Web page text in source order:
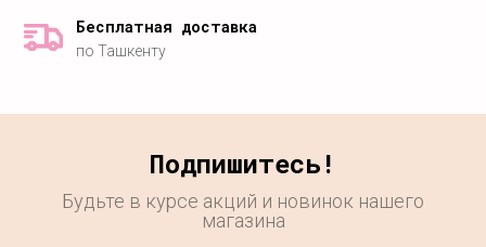
Бесплатная доставка
по Ташкенту
Подпишитесь!
Будьте в курсе акций и новинок нашего
магазина